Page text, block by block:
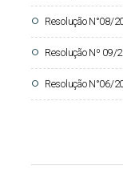
circle Resolução N°08/
circle Resolução Nº 09/
circle Resolução N°06/